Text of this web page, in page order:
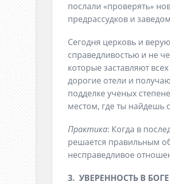
послали «проверять»
предрассудков и
Сегодня церковь и
справедливостью и не
которые заставляют
дорогие отели и
подделке ученых
местом, где ты найдешь
Практика: Когда в
решается правильным
несправедливое
3. УВЕРЕННОСТЬ В БОГЕ